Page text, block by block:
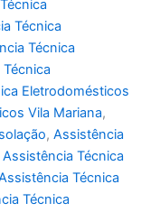
Técnica
Técnica
Eletrodomésticos
Vila Mariana,
, Assistência
Assistência Técnica
Técnica
Técnica